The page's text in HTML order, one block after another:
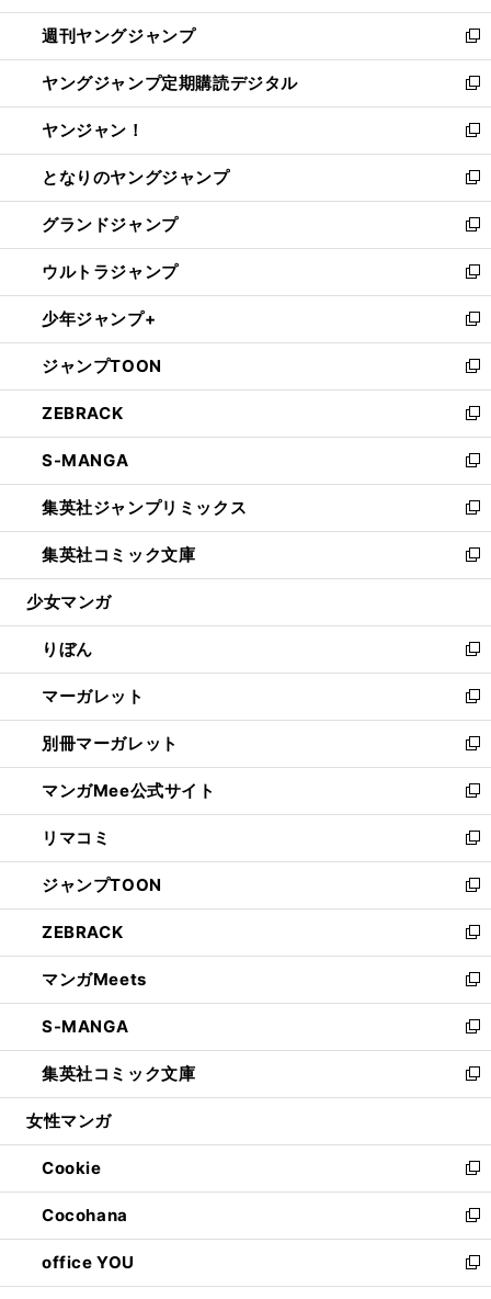
開
く
ウ
で
開
く
ン
ド
ウ
で
開
く
ウ
ィ
ン
ド
ウ
で
開
く
週刊ヤングジャンプ
新
し
い
ウ
ィ
ン
ド
ウ
で
開
く
ヤングジャンプ定期購読デジタル
新
し
い
ウ
ィ
ン
ド
ウ
で
開
く
ヤンジャン！
新
し
い
ウ
ィ
ン
ド
ウ
で
開
く
となりのヤングジャンプ
新
し
い
ウ
ィ
ン
ド
ウ
で
開
く
グランドジャンプ
新
し
い
ウ
ィ
ン
ド
ウ
で
開
く
ウルトラジャンプ
新
し
い
ウ
ィ
ン
ド
ウ
で
開
く
少年ジャンプ+
新
し
い
ウ
ィ
ン
ド
ウ
で
開
く
ジャンプTOON
新
し
い
ウ
ィ
ン
ド
ウ
で
開
ZEBRACK
新
し
い
ウ
ィ
ン
ド
ウ
開
く
S-MANGA
新
し
い
ウ
ィ
ン
ウ
で
開
く
集英社ジャンプリミックス
新
し
い
ウ
ン
ド
ウ
で
開
く
集英社コミック文庫
新
し
ウ
ィ
ン
ド
ウ
で
開
く
少女マンガ
りぼん
新
し
い
ウ
ィ
ン
ド
ウ
で
開
く
マーガレット
新
し
い
ウ
ィ
ン
ド
ウ
で
開
く
別冊マーガレット
新
し
い
ウ
ィ
ン
ド
ウ
で
開
く
マンガMee公式サイト
新
し
い
ウ
ィ
ン
ド
ウ
で
開
く
リマコミ
新
し
い
ウ
ィ
ン
ド
ウ
で
開
く
ジャンプTOON
新
し
い
ウ
ィ
ン
ド
ウ
で
開
ZEBRACK
新
し
い
ウ
ィ
ン
ド
ウ
開
く
マンガMeets
新
し
い
ウ
ィ
ン
ウ
で
開
く
S-MANGA
新
し
い
ウ
ン
ド
ウ
で
開
く
集英社コミック文庫
新
し
ウ
ィ
ン
ド
ウ
で
開
女性マンガ
Cookie
新
し
い
ウ
ィ
ン
Cocohana
新
し
い
ウ
office YOU
新
し